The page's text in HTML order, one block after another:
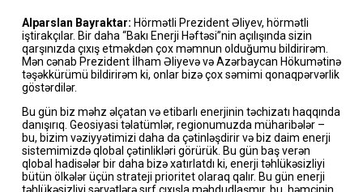
Alparslan Bayraktar: Hörmətli Prezident Əliyev, hörmətli
iştirakçılar. Bir daha “Bakı Enerji Həftəsi”nin açılışında sizin
qarşınızda çıxış etməkdən çox məmnun olduğumu bildirirəm.
Mən cənab Prezident İlham Əliyevə və Azərbaycan Hökumətinə
təşəkkürümü bildirirəm ki, onlar bizə çox səmimi qonaqpərvərlik
göstərdilər.
Bu gün biz məhz əlçatan və etibarlı enerjinin təchizatı haqqında
danışırıq. Geosiyasi təlatümlər, regionumuzda müharibələr –
bu, bizim vəziyyətimizi daha da çətinləşdirir və biz daim enerji
sistemimizdə qlobal çətinlikləri görürük. Bu gün baş verən
qlobal hadisələr bir daha bizə xatırlatdı ki, enerji təhlükəsizliyi
bütün ölkələr üçün strateji prioritet olaraq qalır. Bu gün enerji
təhlükəsizliyi sərvətlərə sırf çıxışla məhdudlaşmır, bu, həmçinin